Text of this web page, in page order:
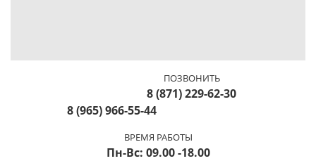
ПОЗВОНИТЬ
8 (871) 229-62-30
8 (965) 966-55-44
ВРЕМЯ РАБОТЫ
Пн-Вс: 09.00 -18.00